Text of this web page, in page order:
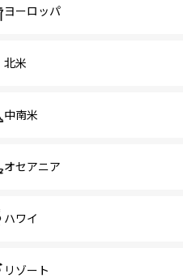
ヨーロッパ
北米
中南米
オセアニア
ハワイ
リゾート